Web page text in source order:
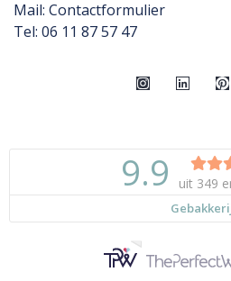
Mail: Contactformulier
Tel: 06 11 87 57 47